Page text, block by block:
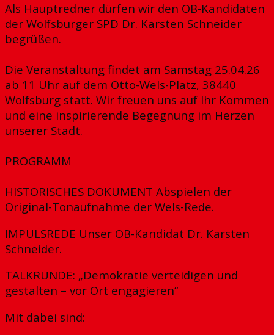
Als Hauptredner dürfen wir den OB-Kandidaten
der Wolfsburger SPD Dr. Karsten Schneider
begrüßen.
Die Veranstaltung findet am Samstag 25.04.26
ab 11 Uhr auf dem Otto-Wels-Platz, 38440
Wolfsburg statt. Wir freuen uns auf Ihr Kommen
und eine inspirierende Begegnung im Herzen
unserer Stadt.
PROGRAMM
​HISTORISCHES DOKUMENT Abspielen der
Original-Tonaufnahme der Wels-Rede.
​IMPULSREDE Unser OB-Kandidat Dr. Karsten
Schneider.
​TALKRUNDE: „Demokratie verteidigen und
gestalten – vor Ort engagieren“
Mit dabei sind: